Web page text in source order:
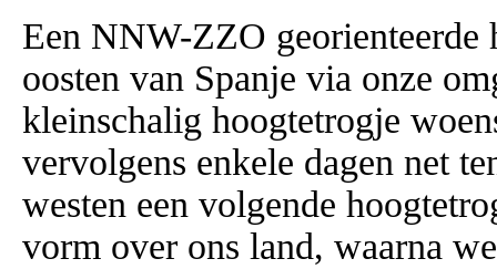
Een NNW-ZZO georienteerde
oosten van Spanje via onze
kleinschalig hoogtetrogje
vervolgens enkele dagen net
westen een volgende
vorm over ons land, waarna